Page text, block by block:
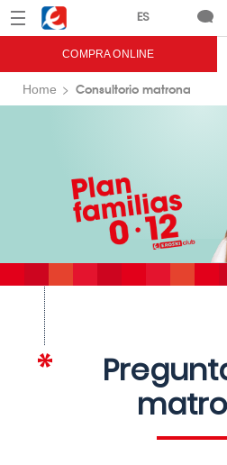
Menú Eroski
COMPRA ONLINE
Home Consultorio matrona